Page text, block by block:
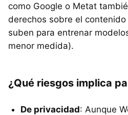
como Google o Metat
derechos sobre el
suben para entrenar
menor medida).
¿Qué riesgos implica
De privacidad: Aunque